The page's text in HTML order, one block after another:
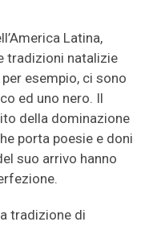
Latina,
tradizioni natalizie
per esempio, ci sono
ed uno nero. Il
della dominazione
porta poesie e doni
suo arrivo hanno
tradizione di